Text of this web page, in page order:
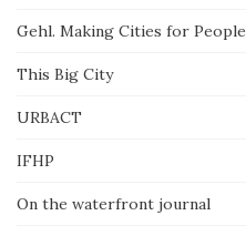
Gehl. Making Cities for People
This Big City
URBACT
IFHP
On the waterfront journal